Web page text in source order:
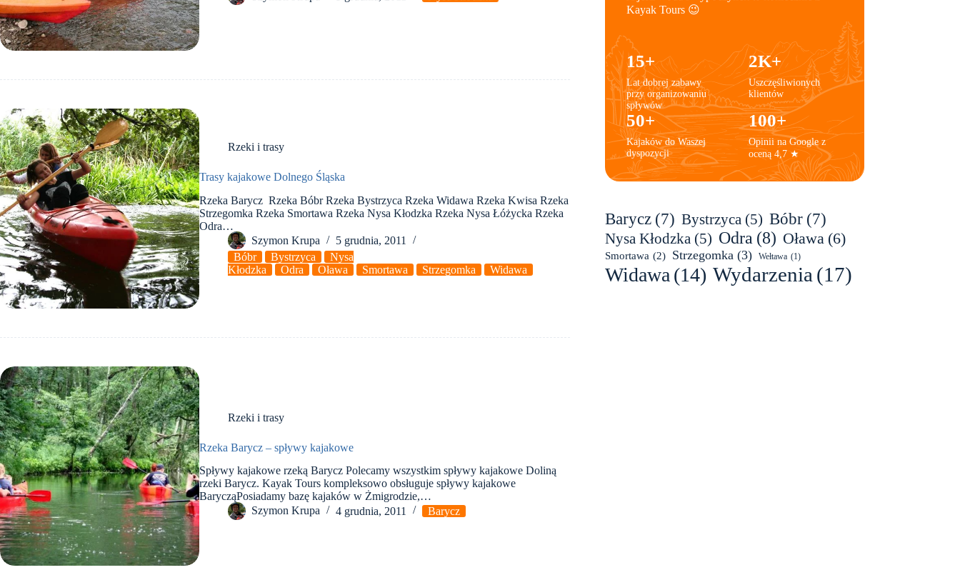
Rzeki i trasy
Trasy kajakowe Dolnego Śląska
Rzeka Barycz Rzeka Bóbr Rzeka Bystrzyca Rzeka Widawa Rzeka Kwisa Rzeka
Strzegomka Rzeka Smortawa Rzeka Nysa Kłodzka Rzeka Nysa Łóżycka Rzeka
Odra…
Szymon Krupa
5 grudnia, 2011
Bóbr
Bystrzyca
Nysa
Kłodzka
Odra Oława Smortawa Strzegomka Widawa
Rzeki i trasy
Rzeka Barycz – spływy kajakowe
Spływy kajakowe rzeką Barycz Polecamy wszystkim spływy kajakowe Doliną
rzeki Barycz. Kayak Tours kompleksowo obsługuje spływy kajakowe
BarycząPosiadamy bazę kajaków w Żmigrodzie,…
Szymon Krupa
4 grudnia, 2011 Barycz
Kayak Tours 😉
15+
Lat dobrej zabawy
przy organizowaniu
spływów
2K+
Uszczęśliwionych
klientów
50+
Kajaków do Waszej
dyspozycji
100+
Opinii na Google z
oceną 4,7 ★
Barycz (7) Bystrzyca (5) Bóbr (7)
Nysa Kłodzka (5) Odra (8) Oława (6)
Smortawa (2) Strzegomka (3) Wełtawa (1)
Widawa (14) Wydarzenia (17)